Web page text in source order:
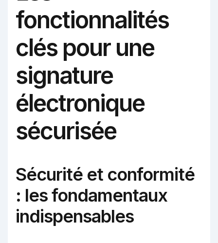
fonctionnalités
clés pour une
signature
électronique
sécurisée
Sécurité et conformité
: les fondamentaux
indispensables